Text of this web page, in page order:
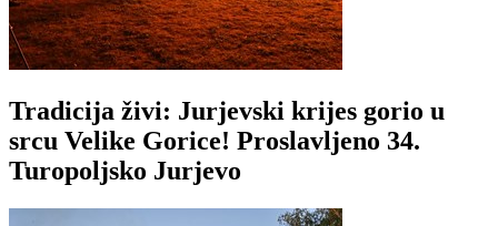
Tradicija živi: Jurjevski krijes gorio u
srcu Velike Gorice! Proslavljeno 34.
Turopoljsko Jurjevo